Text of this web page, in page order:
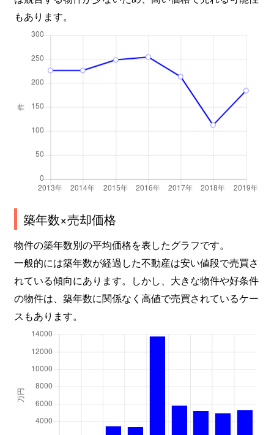
もあります。
築年数×売却価格
物件の築年数別の平均価格を表したグラフです。
一般的には築年数が経過した不動産は安い値段で売買さ
れている傾向にあります。しかし、大きな物件や好条件
の物件は、築年数に関係なく高値で売買されているケー
スもあります。